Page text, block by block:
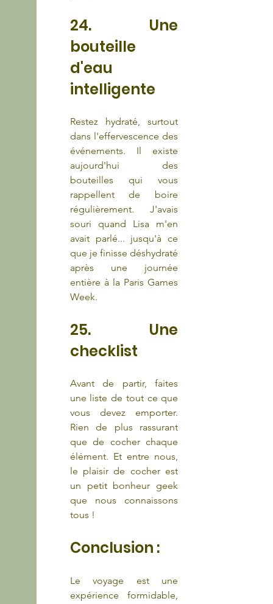
24. Une
bouteille
d'eau
intelligente
Restez hydraté, surtout
dans l'effervescence des
événements. Il existe
aujourd'hui des
bouteilles qui vous
rappellent de boire
régulièrement. J'avais
souri quand Lisa m'en
avait parlé... jusqu'à ce
que je finisse déshydraté
après une journée
entière à la Paris Games
Week.
25. Une
checklist
Avant de partir, faites
une liste de tout ce que
vous devez emporter.
Rien de plus rassurant
que de cocher chaque
élément. Et entre nous,
le plaisir de cocher est
un petit bonheur geek
que nous connaissons
tous !
Conclusion :
Le voyage est une
expérience formidable,